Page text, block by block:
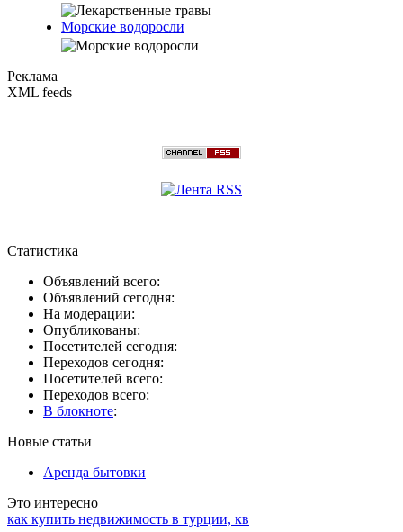
Морские водоросли
Реклама
XML feeds
Статистика
Объявлений всего:
Объявлений сегодня:
На модерации:
Опубликованы:
Посетителей сегодня:
Переходов сегодня:
Посетителей всего:
Переходов всего:
В блокноте:
Новые статьи
Аренда бытовки
Это интересно
как купить недвижимость в турции, кв